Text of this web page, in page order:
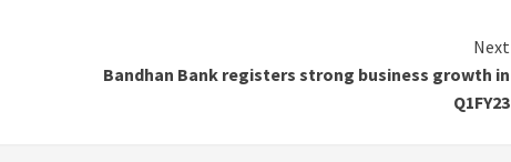
Next
Bandhan Bank registers strong business growth in
Q1FY23